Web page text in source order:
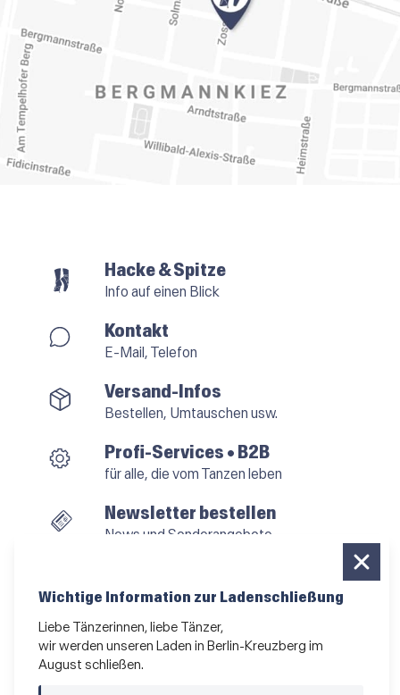
Hacke & Spitze
Info auf einen Blick
Kontakt
E-Mail, Telefon
Versand-Infos
Bestellen, Umtauschen usw.
Profi-Services • B2B
für alle, die vom Tanzen leben
Newsletter bestellen
News und Sonderangebote
AGB•Impressum• Datenschutz
Wichtige Information zur Ladenschließung
Liebe Tänzerinnen, liebe Tänzer,
wir werden unseren Laden in Berlin-Kreuzberg im
August schließen.